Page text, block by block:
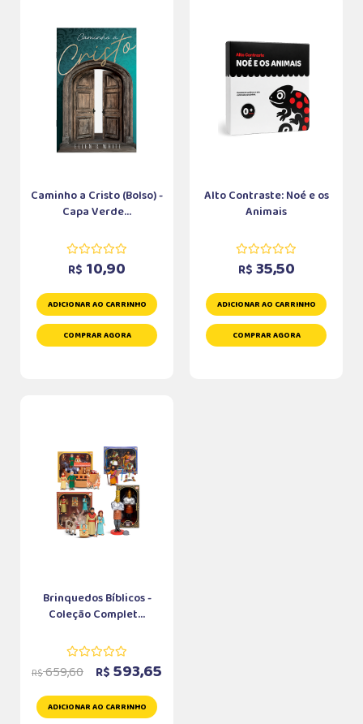
Caminho a Cristo (Bolso) -
Capa Verde...
R$ 10,90
ADICIONAR AO CARRINHO
COMPRAR AGORA
Alto Contraste: Noé e os
Animais
R$ 35,50
ADICIONAR AO CARRINHO
COMPRAR AGORA
Brinquedos Bíblicos -
Coleção Complet...
R$659,60 R$ 593,65
ADICIONAR AO CARRINHO